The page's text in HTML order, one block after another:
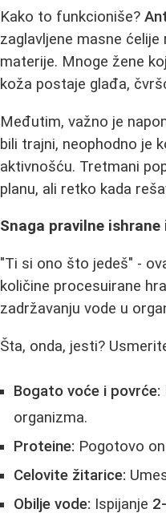
Kako to funkcioniše?
zaglavljene masne
materije. Mnoge žene
koža postaje glađa,
Međutim, važno je
bili trajni, neophodno je
aktivnošću. Tretmani
planu, ali retko kada
Snaga pravilne
"Ti si ono što jedeš" -
količine procesuirane
zadržavanju vode u
Šta, onda, jesti?
Bogato voće i povrće:
organizma.
Proteine: Pogotovo
Celovite žitarice:
Obilje vode: Ispijanje